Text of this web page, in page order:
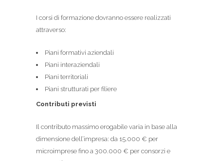
I corsi di formazione dovranno essere realizzati
attraverso:
Piani formativi aziendali
Piani interaziendali
Piani territoriali
Piani strutturati per filiere
Contributi previsti
Il contributo massimo erogabile varia in base alla
dimensione dell’impresa: da 15.000 € per
microimprese fino a 300.000 € per consorzi e